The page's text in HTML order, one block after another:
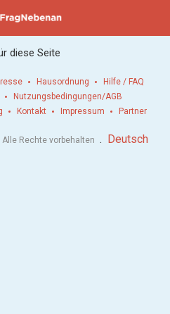
diese Seite
Hausordnung
Hilfe / FAQ
Nutzungsbedingungen/AGB
Kontakt Impressum Partner
Rechte vorbehalten . Deutsch